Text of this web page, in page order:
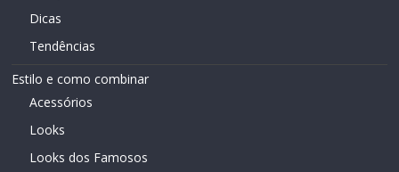
Dicas
Tendências
Estilo e como combinar
Acessórios
Looks
Looks dos Famosos